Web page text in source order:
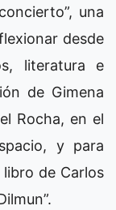
una
desde
literatura e
de Gimena
Rocha, en el
y para
de Carlos